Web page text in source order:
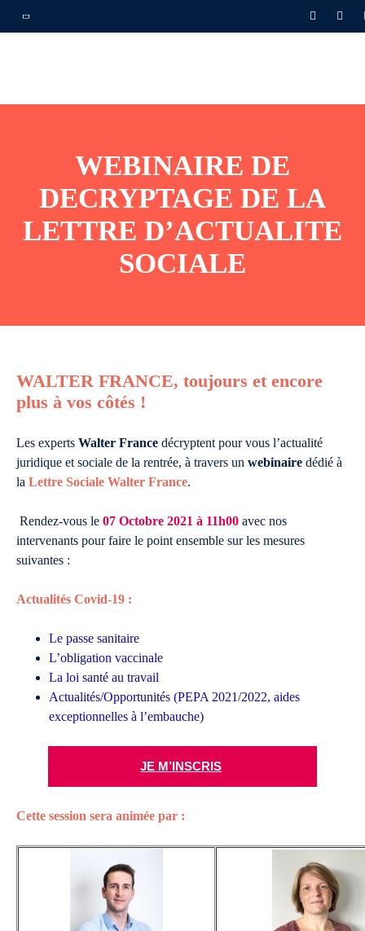
WEBINAIRE DE
DECRYPTAGE DE LA
LETTRE D’ACTUALITE
SOCIALE
WALTER FRANCE, toujours et encore
plus à vos côtés !
Les experts Walter France décryptent pour vous l’actualité
juridique et sociale de la rentrée, à travers un webinaire dédié à
la Lettre Sociale Walter France.
Rendez-vous le 07 Octobre 2021 à 11h00 avec nos
intervenants pour faire le point ensemble sur les mesures
suivantes :
Actualités Covid-19 :
Le passe sanitaire
L’obligation vaccinale
La loi santé au travail
Actualités/Opportunités (PEPA 2021/2022, aides
exceptionnelles à l’embauche)
JE M’INSCRIS
Cette session sera animée par :